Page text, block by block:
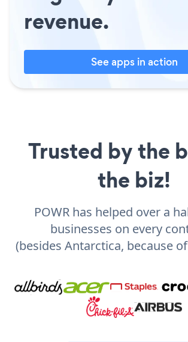
revenue.
See apps in action
Trusted by the
the biz!
POWR has helped over a
businesses on every
(besides Antarctica, because